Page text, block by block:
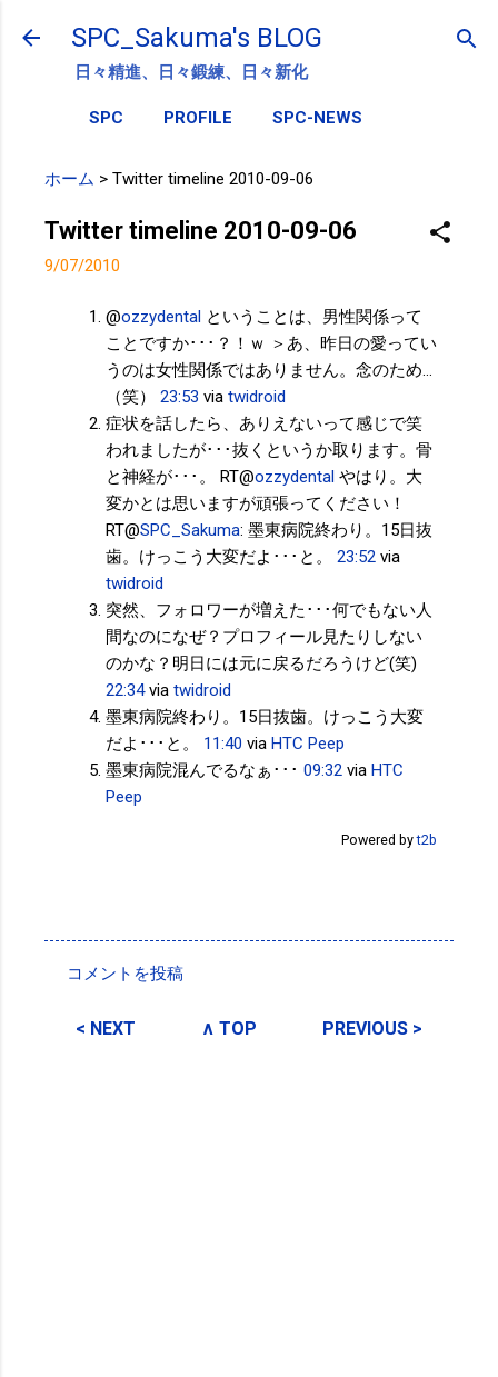
スキップしてメイン コンテンツに移動
SPC_Sakuma's BLOG
日々精進、日々鍛練、日々新化
SPC PROFILE SPC-NEWS
ホーム > Twitter timeline 2010-09-06
Twitter timeline 2010-09-06
9/07/2010
@ozzydental ということは、男性関係って
ことですか･･･？！ｗ ＞あ、昨日の愛ってい
うのは女性関係ではありません。念のため…
（笑）
23:53 via twidroid
症状を話したら、ありえないって感じで笑
われましたが･･･抜くというか取ります。骨
と神経が･･･。 RT@ozzydental やはり。大
変かとは思いますが頑張ってください！
RT@SPC_Sakuma: 墨東病院終わり。15日抜
歯。けっこう大変だよ･･･と。
23:52 via
twidroid
突然、フォロワーが増えた･･･何でもない人
間なのになぜ？プロフィール見たりしない
のかな？明日には元に戻るだろうけど(笑)
22:34 via twidroid
墨東病院終わり。15日抜歯。けっこう大変
だよ･･･と。
11:40 via HTC Peep
墨東病院混んでるなぁ･･･ 09:32 via HTC
Peep
Powered byt2b
メ
コメントを投稿
< NEXT ∧ TOP PREVIOUS >